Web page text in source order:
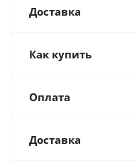
Доставка
Как купить
Оплата
Доставка